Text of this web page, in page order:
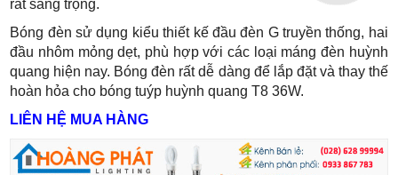
rất sang trọng.
Bóng đèn sử dụng kiểu thiết kế đầu đèn G truyền thống, hai
đầu nhôm mỏng dẹt, phù hợp với các loại máng đèn huỳnh
quang hiện nay. Bóng đèn rất dễ dàng để lắp đặt và thay thế
hoàn hỏa cho bóng tuýp huỳnh quang T8 36W.
LIÊN HỆ MUA HÀNG